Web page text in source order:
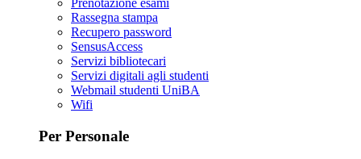
Prenotazione esami
Rassegna stampa
Recupero password
SensusAccess
Servizi bibliotecari
Servizi digitali agli studenti
Webmail studenti UniBA
Wifi
Per Personale